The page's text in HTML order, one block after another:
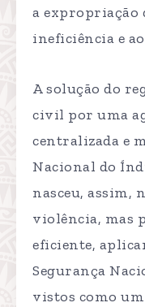
a expropriação
ineficiência e
A solução do
civil por uma
centralizada e
Nacional do
nasceu, assim,
violência, mas
eficiente,
Segurança
vistos como